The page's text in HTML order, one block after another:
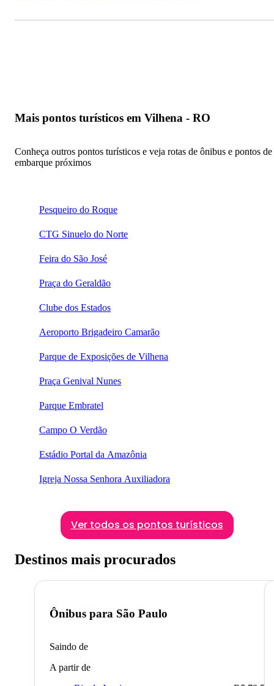
Mais pontos turísticos em Vilhena - RO
Conheça outros pontos turísticos e veja rotas de ônibus e pontos de
embarque próximos
Pesqueiro do Roque
CTG Sinuelo do Norte
Feira do São José
Praça do Geraldão
Clube dos Estados
Aeroporto Brigadeiro Camarão
Parque de Exposições de Vilhena
Praça Genival Nunes
Parque Embratel
Campo O Verdão
Estádio Portal da Amazônia
Igreja Nossa Senhora Auxiliadora
Ver todos os pontos turísticos
Destinos mais procurados
Ônibus para São Paulo
Saindo de
A partir de